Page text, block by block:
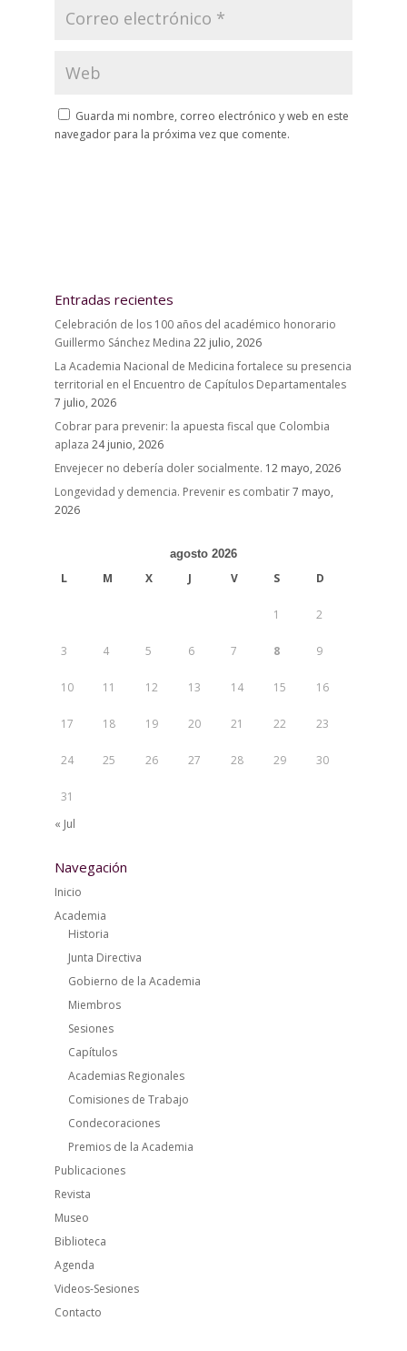
Guarda mi nombre, correo electrónico y web en este
navegador para la próxima vez que comente.
Entradas recientes
Celebración de los 100 años del académico honorario
Guillermo Sánchez Medina 22 julio, 2026
La Academia Nacional de Medicina fortalece su presencia
territorial en el Encuentro de Capítulos Departamentales
7 julio, 2026
Cobrar para prevenir: la apuesta fiscal que Colombia
aplaza 24 junio, 2026
Envejecer no debería doler socialmente. 12 mayo, 2026
Longevidad y demencia. Prevenir es combatir7 mayo,
2026
agosto 2026
L M X J V S D
1 2
3 4 5 6 7 8 9
10 11 12 13 14 15 16
17 18 19 20 21 22 23
24 25 26 27 28 29 30
31
« Jul
Navegación
Inicio
Academia
Historia
Junta Directiva
Gobierno de la Academia
Miembros
Sesiones
Capítulos
Academias Regionales
Comisiones de Trabajo
Condecoraciones
Premios de la Academia
Publicaciones
Revista
Museo
Biblioteca
Agenda
Videos-Sesiones
Contacto